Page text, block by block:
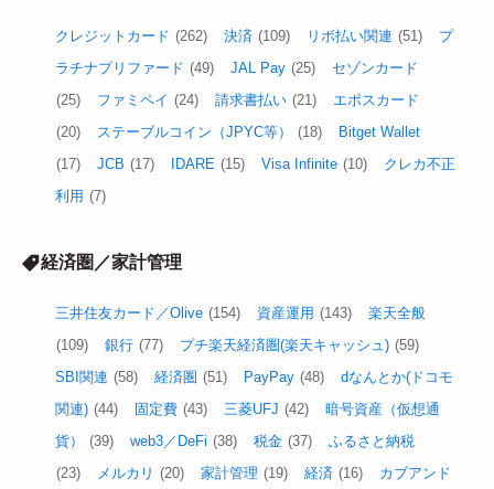
クレジットカード (262) 決済 (109) リボ払い関連 (51)
プ
ラチナプリファード (49) JAL Pay (25)
セゾンカード
(25)
ファミペイ (24) 請求書払い (21)
エポスカード
(20)
ステーブルコイン（JPYC等） (18)
Bitget Wallet
(17)
JCB (17) IDARE (15) Visa Infinite (10)
クレカ不正
利用 (7)
経済圏／家計管理
三井住友カード／Olive (154) 資産運用 (143)
楽天全般
(109)
銀行 (77) プチ楽天経済圏(楽天キャッシュ) (59)
SBI関連 (58) 経済圏 (51) PayPay (48)
dなんとか(ドコモ
関連) (44) 固定費 (43) 三菱UFJ (42)
暗号資産（仮想通
貨）
(39) web3／DeFi (38) 税金 (37)
ふるさと納税
(23)
メルカリ (20) 家計管理 (19) 経済 (16) カブアンド